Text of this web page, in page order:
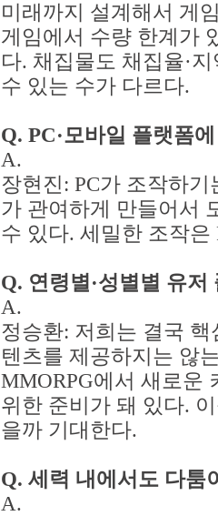
미래까지 설계해서 게
게임에서 수량 한계가
다. 채집물도 채집율·
수 있는 수가 다르다.
Q. PC·모바일 플랫폼
A.
장현진: PC가 조작하
가 관여하게 만들어서
수 있다. 세밀한 조작
Q. 연령별·성별별 유저
A.
정승환: 저희는 결국
텐츠를 제공하지는 않
MMORPG에서 새로운
위한 준비가 돼 있다.
을까 기대한다.
Q. 세력 내에서도 다툼
A.